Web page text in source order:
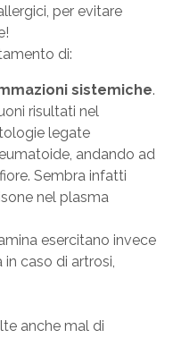
per evitare
di:
sistemiche.
risultati nel
legate
andando ad
Sembra infatti
nel plasma
esercitano invece
caso di artrosi,
anche mal di